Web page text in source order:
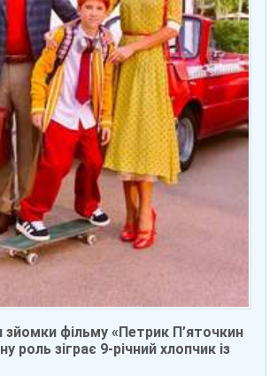
зйомки фільму «Петрик П’яточкин
роль зіграє 9-річний хлопчик із